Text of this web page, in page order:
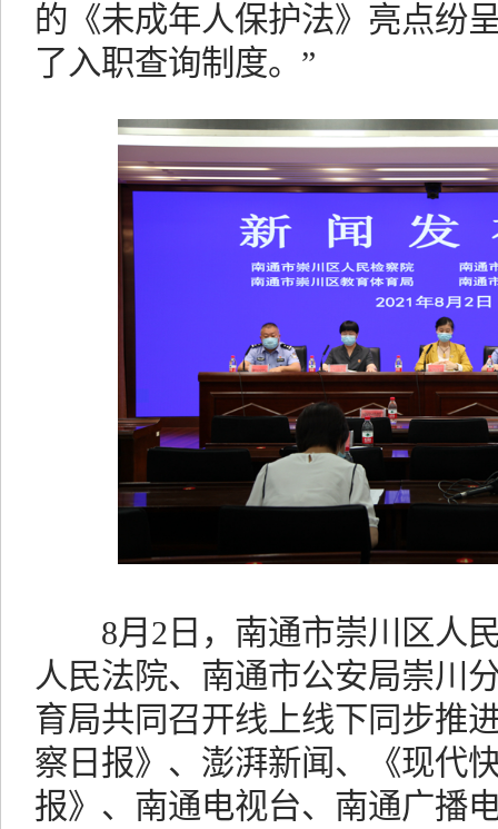
的《未成年人保护法》亮点纷
了入职查询制度。”
8月2日，南通市崇川区人民
人民法院、南通市公安局崇川
育局共同召开线上线下同步推
察日报》、澎湃新闻、《现代
报》、南通电视台、南通广播